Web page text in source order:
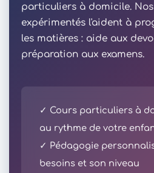
particuliers à domicile.
expérimentés l'aident à
les matières : aide aux
préparation aux examens.
✓ Cours particuliers à
au rythme de votre
✓ Pédagogie
besoins et son niveau